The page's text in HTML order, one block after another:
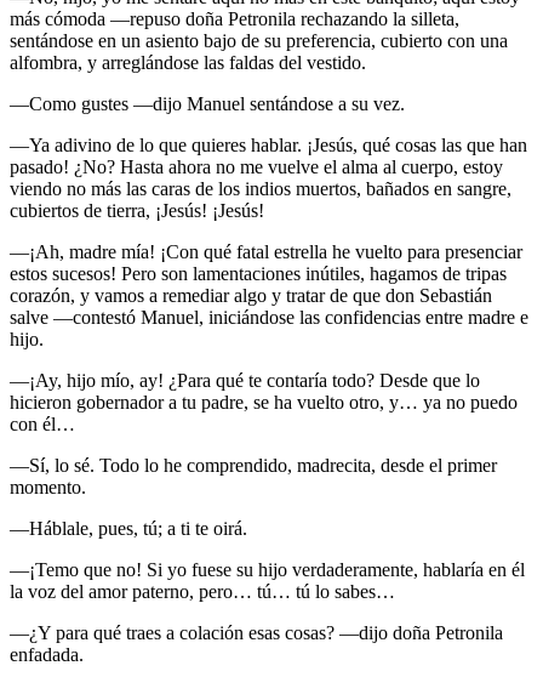
más cómoda —repuso doña Petronila rechazando la silleta,
sentándose en un asiento bajo de su preferencia, cubierto con una
alfombra, y arreglándose las faldas del vestido.
—Como gustes —dijo Manuel sentándose a su vez.
—Ya adivino de lo que quieres hablar. ¡Jesús, qué cosas las que han
pasado! ¿No? Hasta ahora no me vuelve el alma al cuerpo, estoy
viendo no más las caras de los indios muertos, bañados en sangre,
cubiertos de tierra, ¡Jesús! ¡Jesús!
—¡Ah, madre mía! ¡Con qué fatal estrella he vuelto para presenciar
estos sucesos! Pero son lamentaciones inútiles, hagamos de tripas
corazón, y vamos a remediar algo y tratar de que don Sebastián
salve —contestó Manuel, iniciándose las confidencias entre madre e
hijo.
—¡Ay, hijo mío, ay! ¿Para qué te contaría todo? Desde que lo
hicieron gobernador a tu padre, se ha vuelto otro, y… ya no puedo
con él…
—Sí, lo sé. Todo lo he comprendido, madrecita, desde el primer
momento.
—Háblale, pues, tú; a ti te oirá.
—¡Temo que no! Si yo fuese su hijo verdaderamente, hablaría en él
la voz del amor paterno, pero… tú… tú lo sabes…
—¿Y para qué traes a colación esas cosas? —dijo doña Petronila
enfadada.